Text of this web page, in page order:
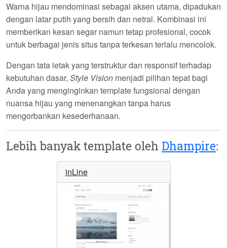
Warna hijau mendominasi sebagai aksen utama, dipadukan
dengan latar putih yang bersih dan netral. Kombinasi ini
memberikan kesan segar namun tetap profesional, cocok
untuk berbagai jenis situs tanpa terkesan terlalu mencolok.
Dengan tata letak yang terstruktur dan responsif terhadap
kebutuhan dasar, Style Vision menjadi pilihan tepat bagi
Anda yang menginginkan template fungsional dengan
nuansa hijau yang menenangkan tanpa harus
mengorbankan kesederhanaan.
Lebih banyak template oleh Dhampire:
inLine